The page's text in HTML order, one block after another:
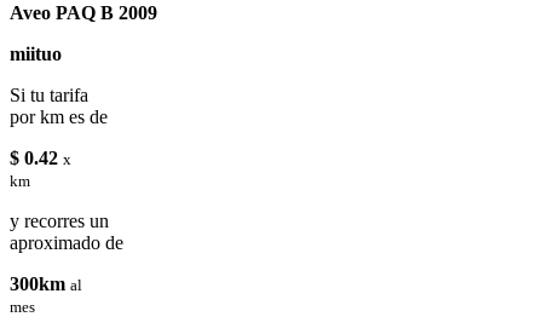
Aveo PAQ B 2009
miituo
Si tu tarifa
por km es de
$ 0.42 x
km
y recorres un
aproximado de
300km al
mes